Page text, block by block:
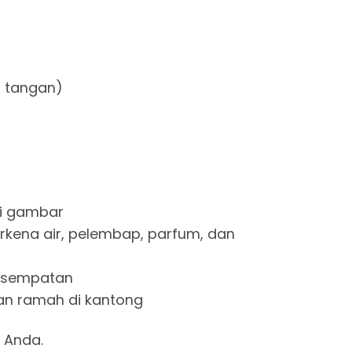
tangan)
gambar
air, pelembap, parfum, dan
ramah di kantong